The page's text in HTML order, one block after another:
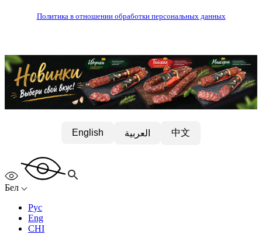
Политика в отношении обработки персональных данных
English العربية 中文
Бел
Рус
Eng
CHI